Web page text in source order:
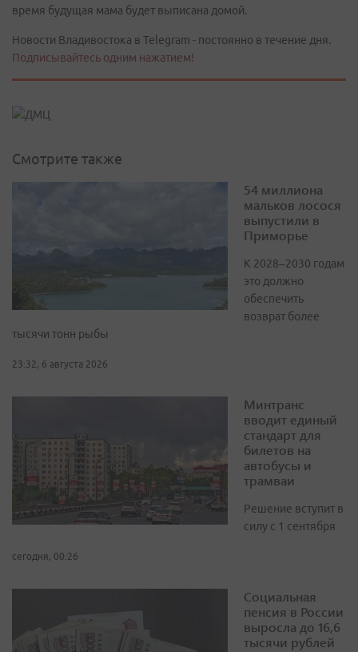
время будущая мама будет выписана домой.
Новости Владивостока в Telegram - постоянно в течение дня.
Подписывайтесь одним нажатием!
Смотрите также
54 миллиона
мальков лосося
выпустили в
Приморье
К 2028–2030 годам
это должно
обеспечить
возврат более
тысячи тонн рыбы
23:32, 6 августа 2026
Минтранс
вводит единый
стандарт для
билетов на
автобусы и
трамваи
Решение вступит в
силу с 1 сентября
сегодня, 00:26
Социальная
пенсия в России
выросла до 16,6
тысячи рублей